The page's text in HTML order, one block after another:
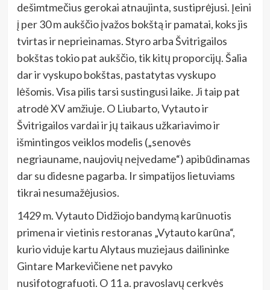
dešimtmečius gerokai atnaujinta, sustiprėjusi. Įeini
į per 30 m aukščio įvažos bokštą ir pamatai, koks jis
tvirtas ir neprieinamas. Styro arba Švitrigailos
bokštas tokio pat aukščio, tik kitų proporcijų. Šalia
dar ir vyskupo bokštas, pastatytas vyskupo
lėšomis. Visa pilis tarsi sustingusi laike. Ji taip pat
atrodė XV amžiuje. O Liubarto, Vytauto ir
Švitrigailos vardai ir jų taikaus užkariavimo ir
išmintingos veiklos modelis („senovės
negriauname, naujovių neįvedame“) apibūdinamas
dar su didesne pagarba. Ir simpatijos lietuviams
tikrai nesumažėjusios.
1429 m. Vytauto Didžiojo bandymą karūnuotis
primena ir vietinis restoranas „Vytauto karūna“,
kurio viduje kartu Alytaus muziejaus dailininke
Gintare Markevičiene net pavyko
nusifotografuoti. O 11 a. pravoslavų cerkvės